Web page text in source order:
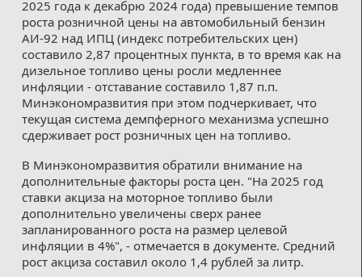
2025 года к декабрю 2024 года) превышение темпов
роста розничной цены на автомобильный бензин
АИ-92 над ИПЦ (индекс потребительских цен)
составило 2,87 процентных пункта, в то время как на
дизельное топливо цены росли медленнее
инфляции - отставание составило 1,87 п.п.
Минэкономразвития при этом подчеркивает, что
текущая система демпферного механизма успешно
сдерживает рост розничных цен на топливо.
В Минэкономразвития обратили внимание на
дополнительные факторы роста цен. "На 2025 год
ставки акциза на моторное топливо были
дополнительно увеличены сверх ранее
запланированного роста на размер целевой
инфляции в 4%", - отмечается в документе. Средний
рост акциза составил около 1,4 рублей за литр.